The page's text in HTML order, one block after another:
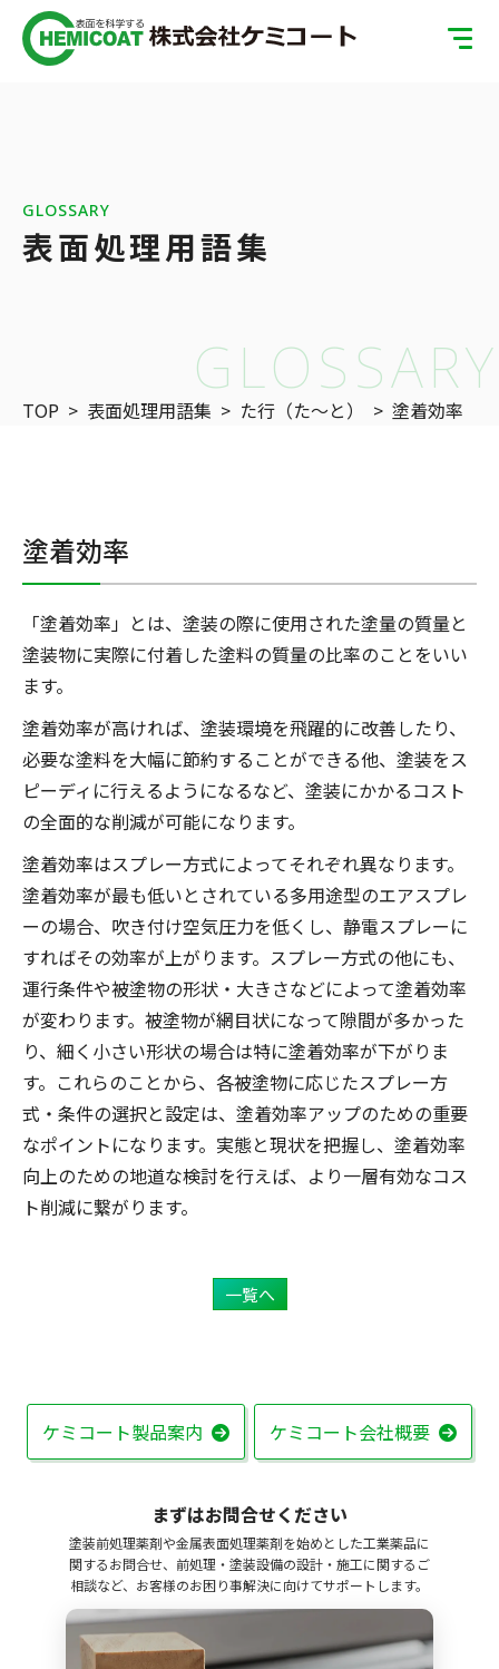
ISOへの取り組み
表面処理の基礎知識
お問い合わせ
GLOSSARY
GLOSSARY
表面処理用語集
TOP > 表面処理用語集 > た行（た〜と） > 塗着効率
塗着効率
「塗着効率」とは、塗装の際に使用された塗量の質量と
塗装物に実際に付着した塗料の質量の比率のことをいい
ます。
塗着効率が高ければ、塗装環境を飛躍的に改善したり、
必要な塗料を大幅に節約することができる他、塗装をス
ピーディに行えるようになるなど、塗装にかかるコスト
の全面的な削減が可能になります。
塗着効率はスプレー方式によってそれぞれ異なります。
塗着効率が最も低いとされている多用途型のエアスプレ
ーの場合、吹き付け空気圧力を低くし、静電スプレーに
すればその効率が上がります。スプレー方式の他にも、
運行条件や被塗物の形状・大きさなどによって塗着効率
が変わります。被塗物が網目状になって隙間が多かった
り、細く小さい形状の場合は特に塗着効率が下がりま
す。これらのことから、各被塗物に応じたスプレー方
式・条件の選択と設定は、塗着効率アップのための重要
なポイントになります。実態と現状を把握し、塗着効率
向上のための地道な検討を行えば、より一層有効なコス
ト削減に繋がります。
一覧へ
ケミコート製品案内 ケミコート会社概要
まずはお問合せください
塗装前処理薬剤や金属表面処理薬剤を始めとした工業薬品に
関するお問合せ、前処理・塗装設備の設計・施工に関するご
相談など、お客様のお困り事解決に向けてサポートします。